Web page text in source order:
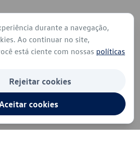
durante a navegação,
Ao continuar no site,
está ciente com nossas políticas
Rejeitar cookies
cookies